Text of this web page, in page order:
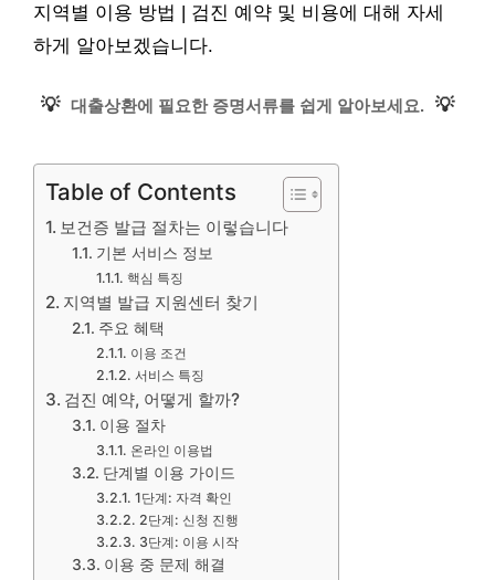
지역별 이용 방법 | 검진 예약 및 비용에 대해 자세
하게 알아보겠습니다.
💡 대출상환에 필요한 증명서류를 쉽게 알아보세요. 💡
Table of Contents
보건증 발급 절차는 이렇습니다
기본 서비스 정보
핵심 특징
지역별 발급 지원센터 찾기
주요 혜택
이용 조건
서비스 특징
검진 예약, 어떻게 할까?
이용 절차
온라인 이용법
단계별 이용 가이드
1단계: 자격 확인
2단계: 신청 진행
3단계: 이용 시작
이용 중 문제 해결